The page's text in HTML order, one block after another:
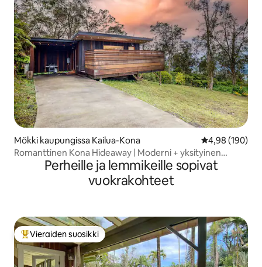
Mökki kaupungissa Kailua-Kona
4,98 (190)
Romanttinen Kona Hideaway | Moderni + yksityinen
poreallasPerheille ja lemmikeille sopivat
vuokrakohteet
Vieraiden suosikkien parhaimmistoa
Vieraiden suosikki